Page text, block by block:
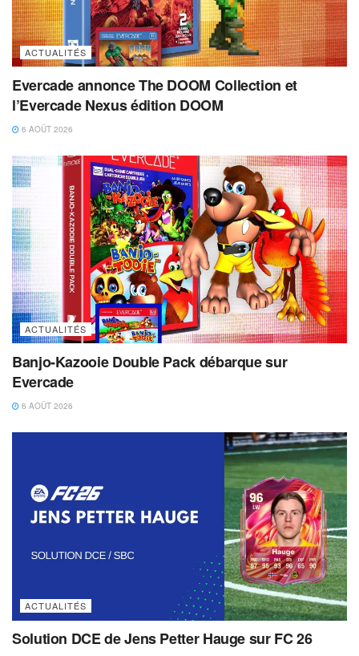
ACTUALITÉS
Evercade annonce The DOOM Collection et
l’Evercade Nexus édition DOOM
6 AOÛT 2026
ACTUALITÉS
Banjo-Kazooie Double Pack débarque sur
Evercade
6 AOÛT 2026
ACTUALITÉS
Solution DCE de Jens Petter Hauge sur FC 26